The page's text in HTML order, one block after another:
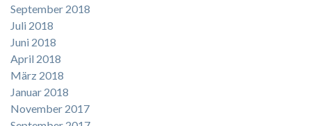
September 2018
Juli 2018
Juni 2018
April 2018
März 2018
Januar 2018
November 2017